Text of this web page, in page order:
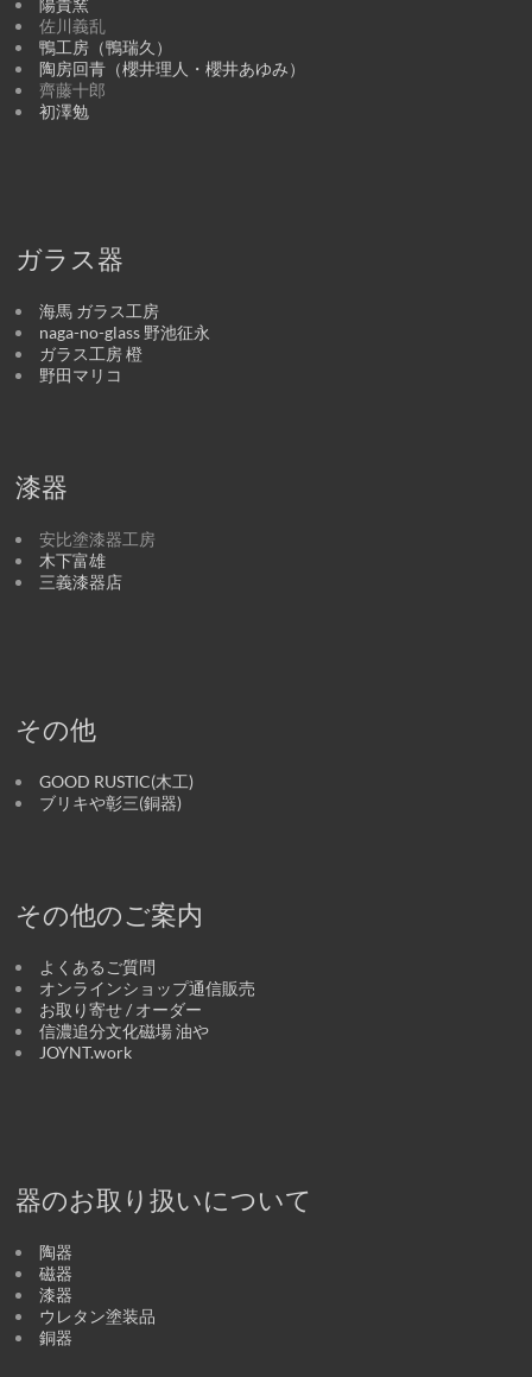
佐川義乱
鴨工房（鴨瑞久）
陶房回青（櫻井理人・櫻井あゆみ）
齊藤十郎
初澤勉
ガラス器
海馬 ガラス工房
naga-no-glass 野池征永
ガラス工房 橙
野田マリコ
漆器
安比塗漆器工房
木下富雄
三義漆器店
その他
GOOD RUSTIC(木工)
ブリキや彰三(銅器)
その他のご案内
よくあるご質問
オンラインショップ通信販売
お取り寄せ / オーダー
信濃追分文化磁場 油や
JOYNT.work
器のお取り扱いについて
陶器
磁器
漆器
ウレタン塗装品
銅器